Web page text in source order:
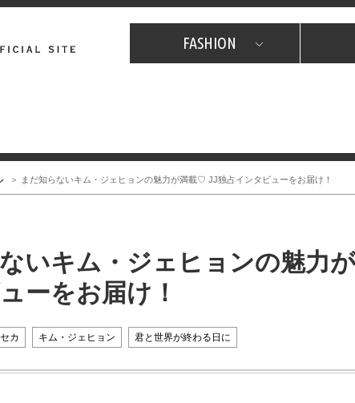
FASHION
まだ知らないキム・ジェヒョンの魅力が満載♡ JJ独占インタビューをお届け！
いキム・ジェヒョンの魅力
ーをお届け！
カ キム・ジェヒョン 君と世界が終わる日に